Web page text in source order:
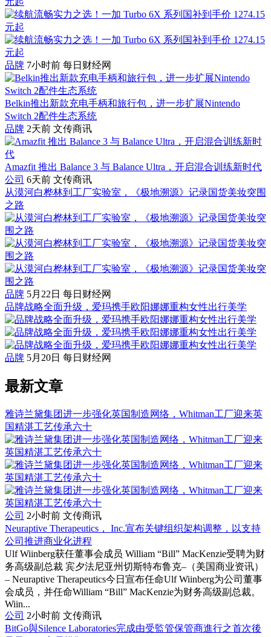
品牌 7小时前 每日财经网
Belkin推出新款充电手柄和旅行包，进一步扩展Nintendo
Switch 2配件生态系统
品牌 2天前 文传商讯
Amazfit 推出 Balance 3 与 Balance Ultra，开启混合训练新时代
公司 6天前 文传商讯
从漠河白桦林到工厂实验室，《极地溯源》记录国货美妆突围
之路
品牌 5月22日 每日财经网
品牌战略全面升级，爱玛携手欧阳娜娜重构女性出行美学
品牌 5月20日 每日财经网
最新文章
雅诗兰黛集团进一步强化英国制造网络，Whitman工厂迎来英
国精湛工艺传承六十
公司 2小时前 文传商讯
Neuraptive Therapeutics， Inc.宣布关键组织架构调整，以支持
公司推进商业化进程
Ulf Wiinberg获任董事会成员 William “Bill” MacKenzie受聘为财
务高级副总裁 宾夕法尼亚州切斯特布鲁克–（美国商业资讯）
– Neuraptive Therapeutics今日宣布任命Ulf Wiinberg为公司董事
会成员，并任命William “Bill” MacKenzie为财务高级副总裁。
Wiin...
公司 2小时前 文传商讯
BitGo與Silence Laboratories完成由受監管保管商進行之首次後